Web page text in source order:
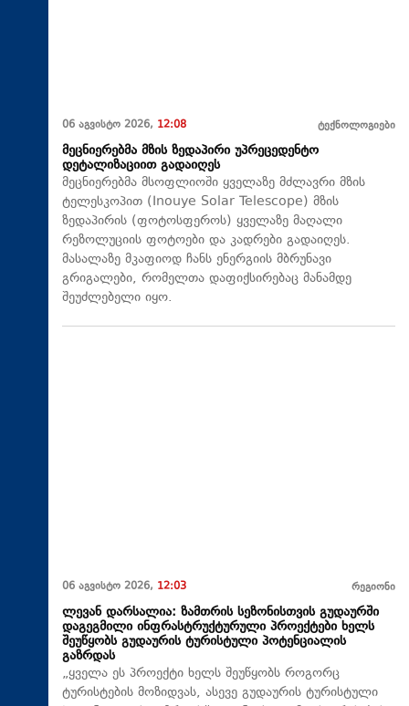
06 აგვისტო 2026, 12:08 ტექნოლოგიები
მეცნიერებმა მზის ზედაპირი უპრეცედენტო
დეტალიზაციით გადაიღეს
მეცნიერებმა მსოფლიოში ყველაზე მძლავრი მზის
ტელესკოპით (Inouye Solar Telescope) მზის
ზედაპირის (ფოტოსფეროს) ყველაზე მაღალი
რეზოლუციის ფოტოები და კადრები გადაიღეს.
მასალაზე მკაფიოდ ჩანს ენერგიის მბრუნავი
გრიგალები, რომელთა დაფიქსირებაც მანამდე
შეუძლებელი იყო.
06 აგვისტო 2026, 12:03 რეგიონი
ლევან დარსალია: ზამთრის სეზონისთვის გუდაურში
დაგეგმილი ინფრასტრუქტურული პროექტები ხელს
შეუწყობს გუდაურის ტურისტული პოტენციალის
გაზრდას
„ყველა ეს პროექტი ხელს შეუწყობს როგორც
ტურისტების მოზიდვას, ასევე გუდაურის ტურისტული